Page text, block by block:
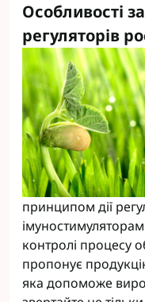
Особливості
регуляторів
принципом дії
контролі процесу
пропонує
яка допоможе